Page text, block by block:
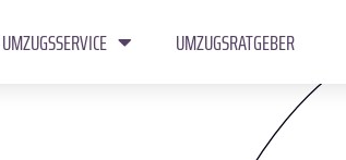
UMZUGSSERVICE UMZUGSRATGEBER